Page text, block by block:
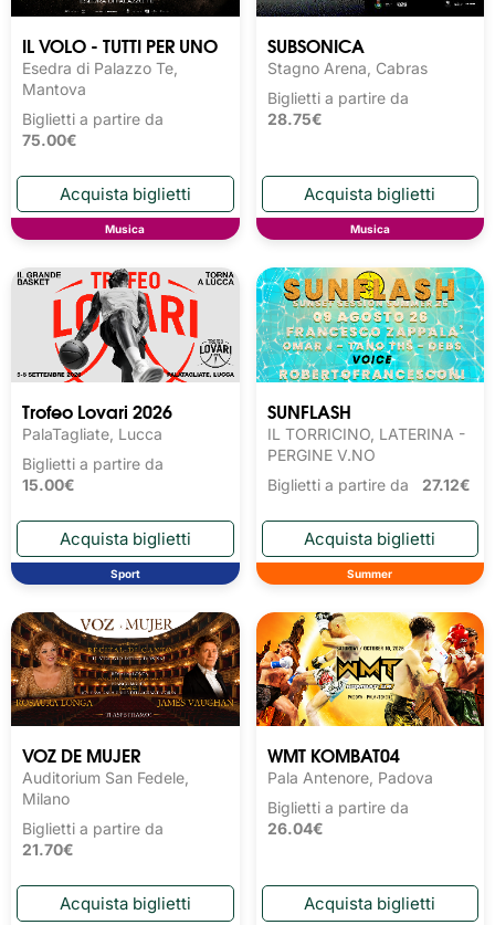
IL VOLO - TUTTI PER UNO
Esedra di Palazzo Te,
Mantova
Biglietti a partire da
75.00€
Musica
SUBSONICA
Stagno Arena, Cabras
Biglietti a partire da
28.75€
Musica
Trofeo Lovari 2026
PalaTagliate, Lucca
Biglietti a partire da
15.00€
Sport
SUNFLASH
IL TORRICINO, LATERINA -
PERGINE V.NO
Biglietti a partire da 27.12€
Summer
VOZ DE MUJER
Auditorium San Fedele,
Milano
Biglietti a partire da
21.70€
WMT KOMBAT04
Pala Antenore, Padova
Biglietti a partire da
26.04€